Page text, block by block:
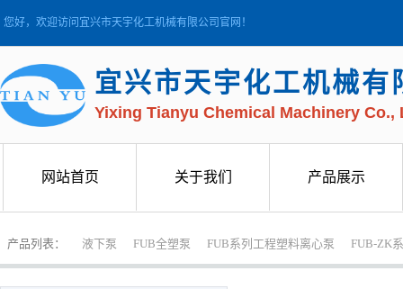
您好，欢迎访问宜兴市天宇化工机械有限公司官网！
宜兴市天宇化工机械有
Yixing Tianyu Chemical Machinery Co.,
网站首页
网站首页
关于我们
关于我们
产品展示
产品展示
产品列表： 液下泵 FUB全塑泵 FUB系列工程塑料离心泵 FUB-ZK